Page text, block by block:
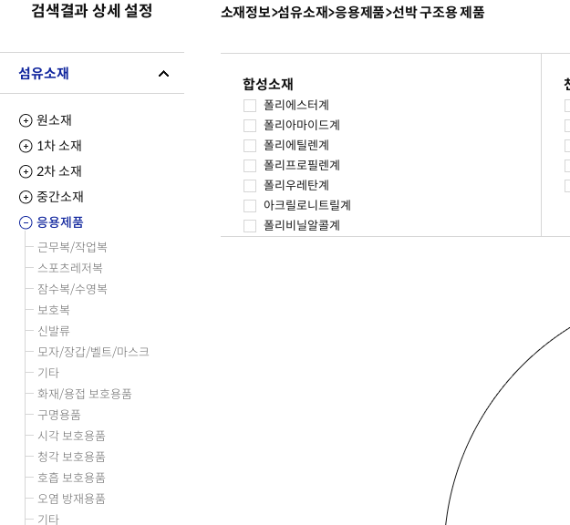
기타소재
검색결과 상세 설정
섬유소재
원소재
1차 소재
2차 소재
중간소재
응용제품
근무복/작업복
스포츠레저복
잠수복/수영복
보호복
신발류
모자/장갑/벨트/마스크
기타
화재/용접 보호용품
구명용품
시각 보호용품
청각 보호용품
호흡 보호용품
오염 방재용품
기타
소재정보>섬유소재>응용제품>선박 구조용 제품
합성소재
폴리에스터계
폴리아마이드계
폴리에틸렌계
폴리프로필렌계
폴리우레탄계
아크릴로니트릴계
폴리비닐알콜계